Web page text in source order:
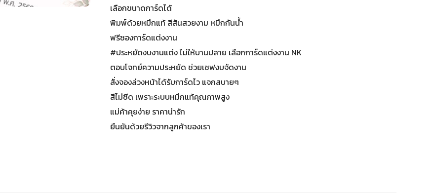
เลือกขนาดการ์ดได้
พิมพ์ด้วยหมึกแท้ สีสันสวยงาม หมึกกันน้ำ
ฟรีซองการ์ดแต่งงาน
#ประหยัดงบงานแต่ง ไม่ให้บานปลาย เลือกการ์ดแต่งงาน NK
ตอบโจทย์ความประหยัด ช่วยเซฟงบจัดงาน
สั่งจองล่วงหน้าได้รับการ์ดไว แจกสบายๆ
สีไม่ซีด เพราะระบบหมึกแท้คุณภาพสูง
แม่ค้าคุยง่าย ราคาน่ารัก
ยืนยันด้วยรีวิวจากลูกค้าของเรา